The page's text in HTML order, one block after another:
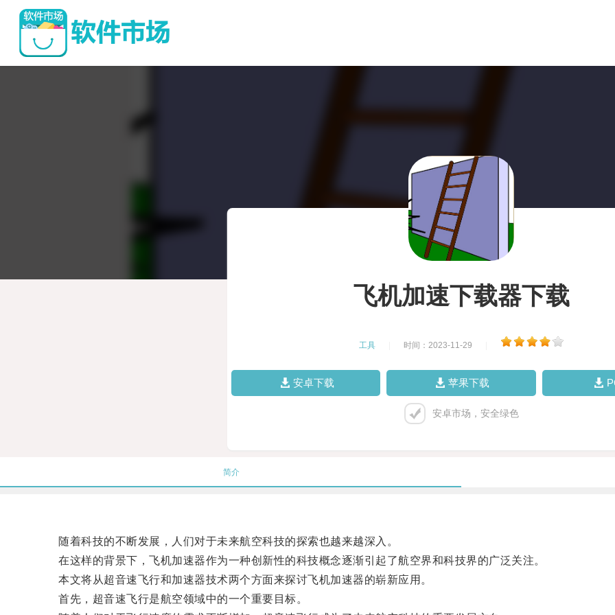
飞机加速下载器下载
工具 时间：2023-11-29
安卓下载 苹果下载
安卓市场，安全绿色
简介
随着科技的不断发展，人们对于未来航空科技的探索也越来越深入。
在这样的背景下，飞机加速器作为一种创新性的科技概念逐渐引起了航空界和科技界的广泛关注。
本文将从超音速飞行和加速器技术两个方面来探讨飞机加速器的崭新应用。
首先，超音速飞行是航空领域中的一个重要目标。